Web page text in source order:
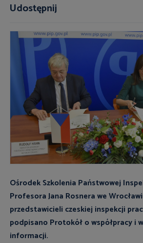
Ośrodek Szkolenia Państwowej
Profesora Jana Rosnera we
przedstawicieli czeskiej inspekcji
podpisano Protokół o współpracy i
informacji.
Udostępnij